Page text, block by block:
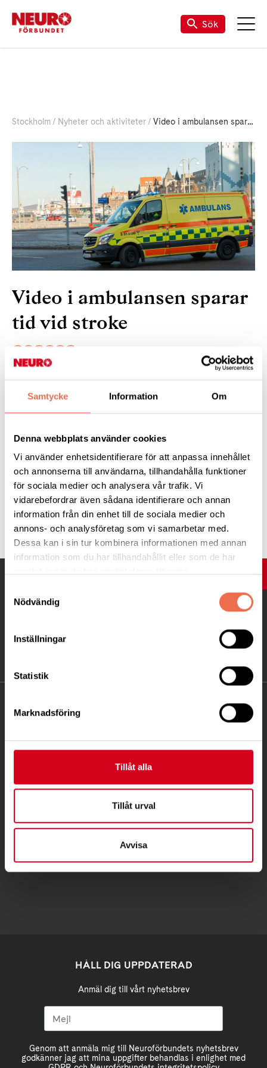
Samtycke Information Om
Denna webbplats använder cookies
Vi använder enhetsidentifierare för att anpassa innehållet
och annonserna till användarna, tillhandahålla funktioner
för sociala medier och analysera vår trafik. Vi
vidarebefordrar även sådana identifierare och annan
information från din enhet till de sociala medier och
annons- och analysföretag som vi samarbetar med.
Dessa kan i sin tur kombinera informationen med annan
information som du har tillhandahållit eller som de har
Nödvändig
Inställningar
Statistik
Marknadsföring
Tillåt alla
Tillåt urval
Avvisa
Sök
Stockholm Nyheter och aktiviteter Video i ambulansen sparar tid vid stroke
Video i ambulansen sparar
tid vid stroke
11 oktober 2024
Vid en stroke är snabb vård avgörande för att rädda liv och
undvika bestående skador. Nu visar en studie från Chalmers att
till behandling på ett sjukhus med rätt resurser.
Läs mer:påForskning.se
Tipsa
UPP
Fatbursgatan 19, 118 28 STOCKHOLM
08 - 720 29 40
Samma som besöksadress
HÅLL DIG UPPDATERAD
Anmäl dig till vårt nyhetsbrev
Genom att anmäla mig till Neuroförbundets nyhetsbrev
godkänner jag att mina uppgifter behandlas i enlighet med